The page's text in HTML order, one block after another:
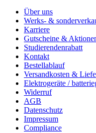
Über uns
Werks- &
Karriere
Gutscheine &
Studierendenrabatt
Kontakt
Bestellablauf
Versandkosten &
Elektrogeräte /
Widerruf
AGB
Datenschutz
Impressum
Compliance